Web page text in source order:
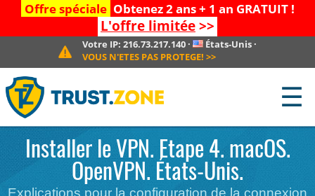
Offre spéciale Obtenez 2 ans + 1 an GRATUIT !
L'offre limitée>>
Votre IP: 216.73.217.140· États-Unis ·
VOUS N'ETES PAS PROTEGE! >>
☰
Installer le VPN. Etape 4. macOS.
OpenVPN. États-Unis.
Explications pour la configuration de la connexion